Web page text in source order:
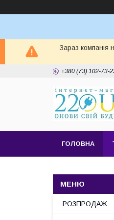
Зараз компанія
+380 (73) 102-73-
ГОЛОВНА
РОЗПРОДАЖ